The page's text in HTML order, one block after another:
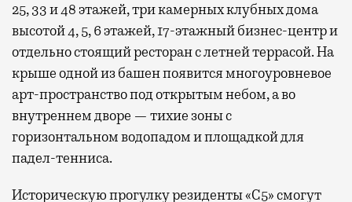
25, 33 и 48 этажей, три камерных клубных дома
высотой 4, 5, 6 этажей, 17-этажный бизнес-центр и
отдельно стоящий ресторан с летней террасой. На
крыше одной из башен появится многоуровневое
арт-пространство под открытым небом, а во
внутреннем дворе — тихие зоны с
горизонтальном водопадом и площадкой для
падел-тенниса.
Историческую прогулку резиденты «С5» смогут